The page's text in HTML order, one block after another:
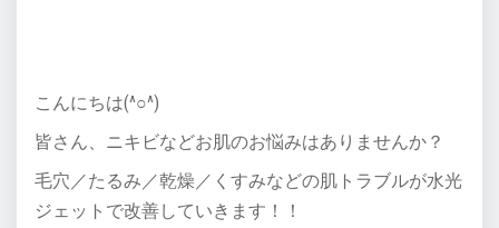
こんにちは(^○^)
皆さん、ニキビなどお肌のお悩みはありませんか？
毛穴／たるみ／乾燥／くすみなどの肌トラブルが水光
ジェットで改善していきます！！